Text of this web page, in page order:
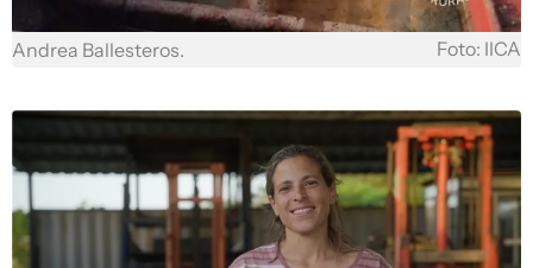
Andrea Ballesteros. Foto: IICA